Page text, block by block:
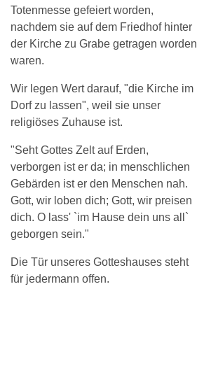
Totenmesse gefeiert worden,
nachdem sie auf dem Friedhof hinter
der Kirche zu Grabe getragen worden
waren.
Wir legen Wert darauf, "die Kirche im
Dorf zu lassen", weil sie unser
religiöses Zuhause ist.
"Seht Gottes Zelt auf Erden,
verborgen ist er da; in menschlichen
Gebärden ist er den Menschen nah.
Gott, wir loben dich; Gott, wir preisen
dich. O lass' `im Hause dein uns all`
geborgen sein."
Die Tür unseres Gotteshauses steht
für jedermann offen.